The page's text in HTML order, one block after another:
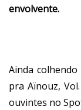
envolvente.
Ainda
pra Aïnouz,
ouvintes no